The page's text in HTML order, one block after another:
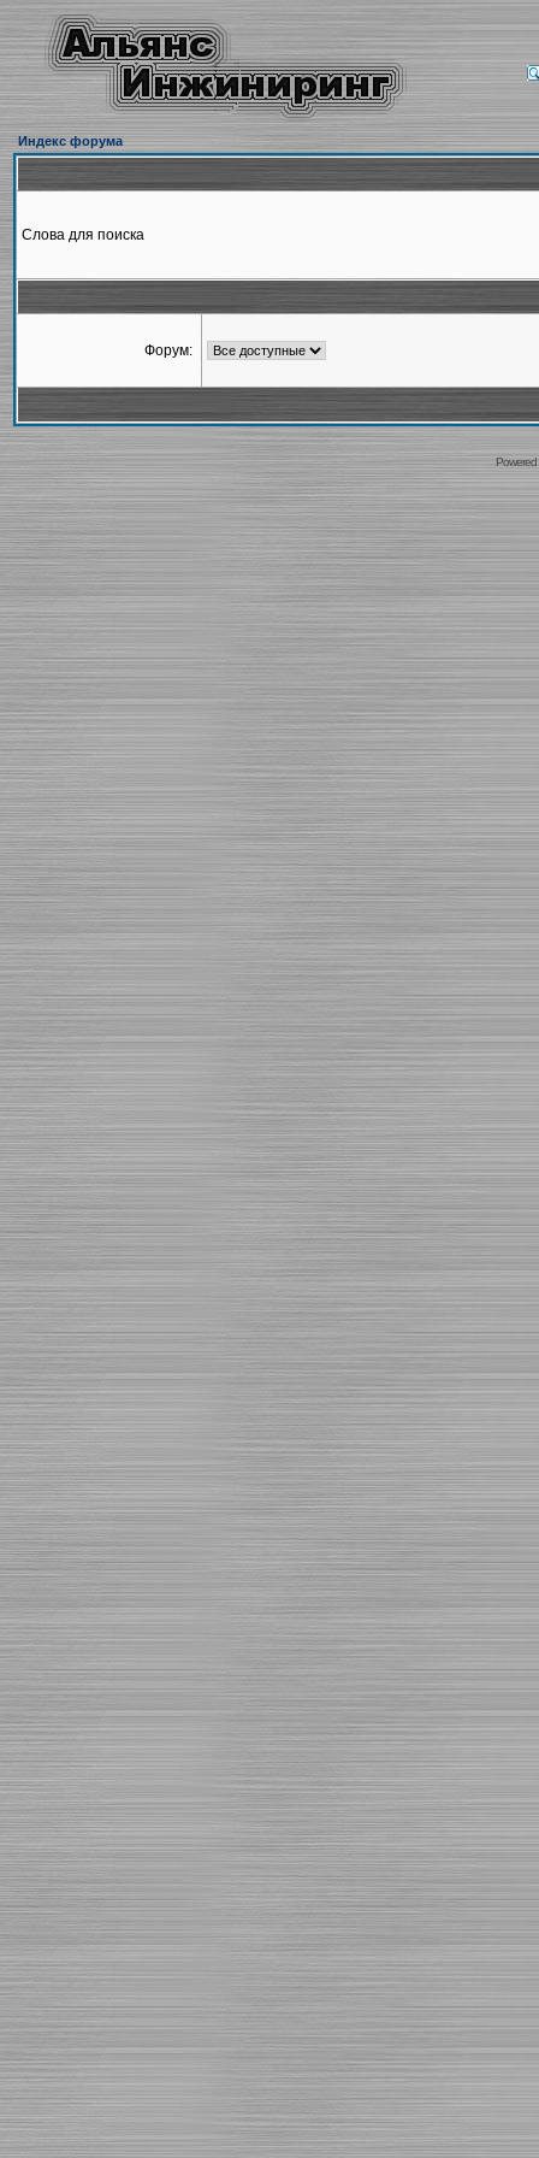
Индекс форума
Слова для поиска
Форум: